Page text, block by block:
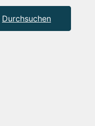
Durchsuchen